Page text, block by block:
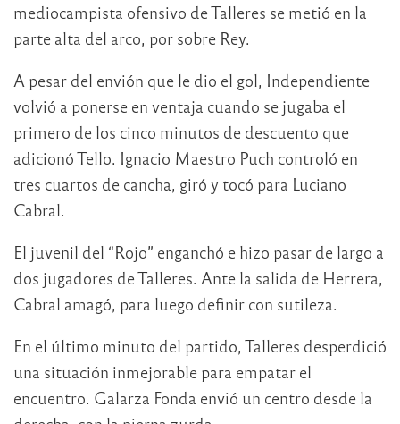
mediocampista ofensivo de Talleres se metió en la
parte alta del arco, por sobre Rey.
A pesar del envión que le dio el gol, Independiente
volvió a ponerse en ventaja cuando se jugaba el
primero de los cinco minutos de descuento que
adicionó Tello. Ignacio Maestro Puch controló en
tres cuartos de cancha, giró y tocó para Luciano
Cabral.
El juvenil del “Rojo” enganchó e hizo pasar de largo a
dos jugadores de Talleres. Ante la salida de Herrera,
Cabral amagó, para luego definir con sutileza.
En el último minuto del partido, Talleres desperdició
una situación inmejorable para empatar el
encuentro. Galarza Fonda envió un centro desde la